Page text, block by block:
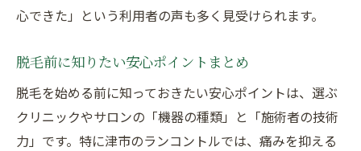
心できた」という利用者の声も多く見受けられます。
脱毛前に知りたい安心ポイントまとめ
脱毛を始める前に知っておきたい安心ポイントは、選ぶ
クリニックやサロンの「機器の種類」と「施術者の技術
力」です。特に津市のランコントルでは、痛みを抑える